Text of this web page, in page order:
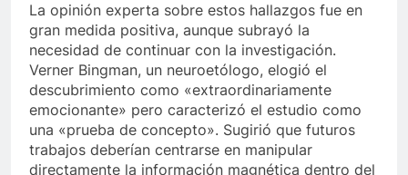
La opinión experta sobre estos hallazgos fue en
gran medida positiva, aunque subrayó la
necesidad de continuar con la investigación.
Verner Bingman, un neuroetólogo, elogió el
descubrimiento como «extraordinariamente
emocionante» pero caracterizó el estudio como
una «prueba de concepto». Sugirió que futuros
trabajos deberían centrarse en manipular
directamente la información magnética dentro del